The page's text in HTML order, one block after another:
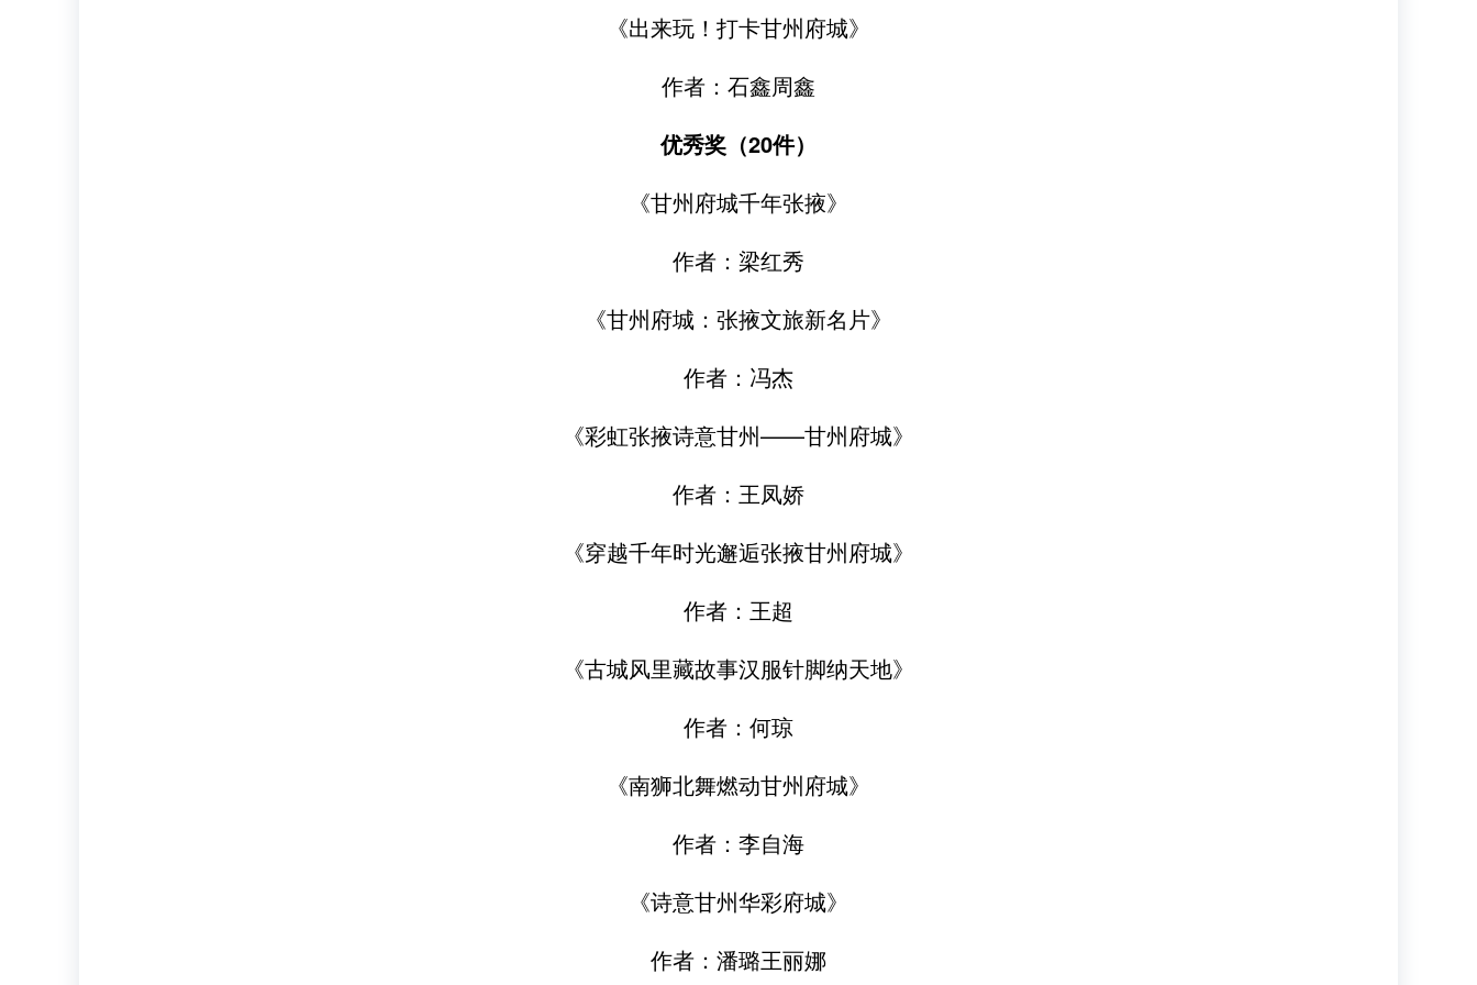
《出来玩！打卡甘州府城》
作者：石鑫周鑫
优秀奖（20件）
《甘州府城千年张掖》
作者：梁红秀
《甘州府城：张掖文旅新名片》
作者：冯杰
《彩虹张掖诗意甘州——甘州府城》
作者：王凤娇
《穿越千年时光邂逅张掖甘州府城》
作者：王超
《古城风里藏故事汉服针脚纳天地》
作者：何琼
《南狮北舞燃动甘州府城》
作者：李自海
《诗意甘州华彩府城》
作者：潘璐王丽娜